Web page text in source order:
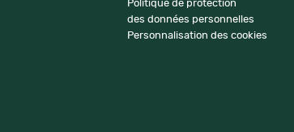
Politique de protection
des données personnelles
Personnalisation des cookies